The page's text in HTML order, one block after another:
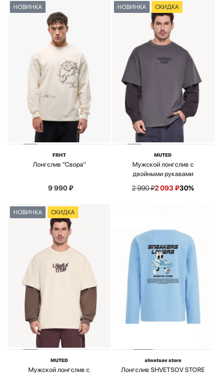
НОВИНКА
FRHT
Лонгслив "Свора"
9 990₽
НОВИНКА СКИДКА
MUTED
Мужской лонгслив с
двойными рукавами
2 990₽2 093₽30%
НОВИНКА СКИДКА
MUTED
Мужской лонгслив с
shvetsov store
Лонгслив SHVETSOV STORE